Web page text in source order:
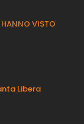
VISTO
Libera